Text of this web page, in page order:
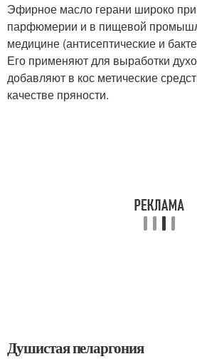
Эфирное масло герани широко
парфюмерии и в пищевой
медицине (антисептические и
Его применяют для выработки
добавляют в кос метические
качестве пряности.
Душистая пеларгония